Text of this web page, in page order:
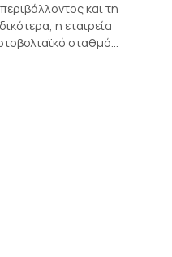
και τη
η εταιρεία
σταθμό...